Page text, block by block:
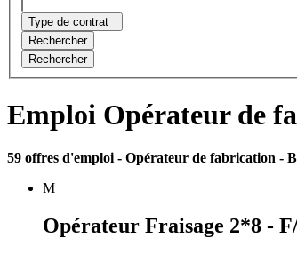
Type de contrat
Rechercher
Rechercher
Emploi Opérateur de
59 offres d'emploi - Opérateur de fabrication -
M
Opérateur Fraisage 2*8 -